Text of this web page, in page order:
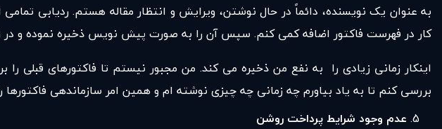
به عنوان یک نویسنده، دائماً در حال نوشتن، ویرایش و انتظار مقاله هستم. ردیابی
کار در فهرست فاکتور اضافه کمی کنم. سپس آن را به صورت پیش نویس ذخیره نموده و در
اینکار زمانی زیادی را به نفع من ذخیره می کند. من مجبور نیستم تا فاکتورهای قبلی
بررسی کنم تا به یاد بیاورم چه زمانی چه چیزی نوشته ام و همین امر سازماندهی
عدم وجود شرایط پرداخت روشن